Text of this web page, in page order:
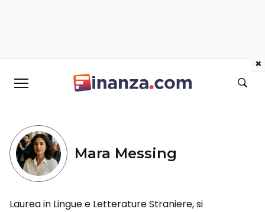
Mara Messing
Laurea in Lingue e Letterature Straniere, si
×